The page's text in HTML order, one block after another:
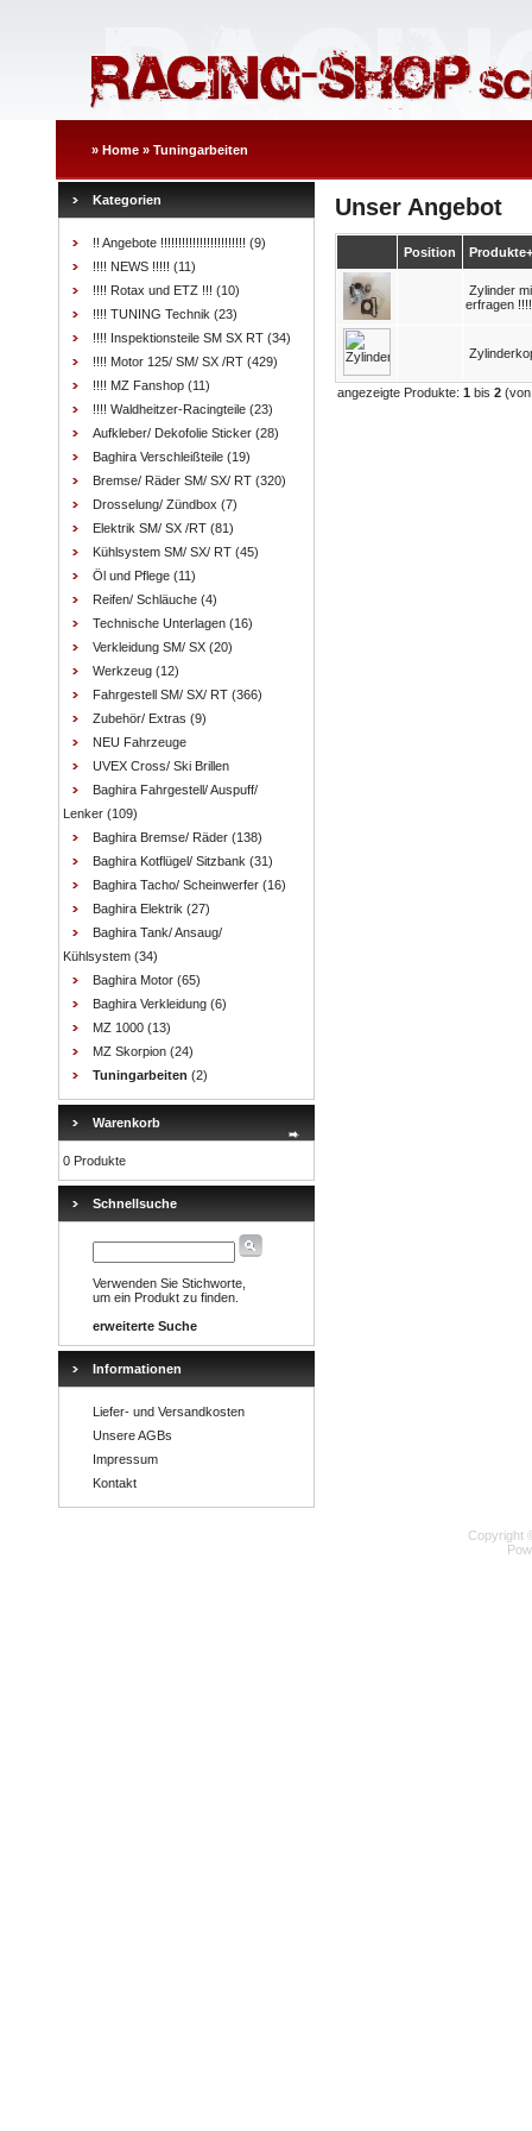
» Home » Tuningarbeiten
Kategorien
!! Angebote !!!!!!!!!!!!!!!!!!!!!!!! (9)
!!!! NEWS !!!!! (11)
!!!! Rotax und ETZ !!! (10)
!!!! TUNING Technik (23)
!!!! Inspektionsteile SM SX RT (34)
!!!! Motor 125/ SM/ SX /RT (429)
!!!! MZ Fanshop (11)
!!!! Waldheitzer-Racingteile (23)
Aufkleber/ Dekofolie Sticker (28)
Baghira Verschleißteile (19)
Bremse/ Räder SM/ SX/ RT (320)
Drosselung/ Zündbox (7)
Elektrik SM/ SX /RT (81)
Kühlsystem SM/ SX/ RT (45)
Öl und Pflege (11)
Reifen/ Schläuche (4)
Technische Unterlagen (16)
Verkleidung SM/ SX (20)
Werkzeug (12)
Fahrgestell SM/ SX/ RT (366)
Zubehör/ Extras (9)
NEU Fahrzeuge
UVEX Cross/ Ski Brillen
Baghira Fahrgestell/ Auspuff/
Lenker (109)
Baghira Bremse/ Räder (138)
Baghira Kotflügel/ Sitzbank (31)
Baghira Tacho/ Scheinwerfer (16)
Baghira Elektrik (27)
Baghira Tank/ Ansaug/
Kühlsystem (34)
Baghira Motor (65)
Baghira Verkleidung (6)
MZ 1000 (13)
MZ Skorpion (24)
Tuningarbeiten (2)
Warenkorb
0 Produkte
Schnellsuche
Verwenden Sie Stichworte,
um ein Produkt zu finden.
erweiterte Suche
Informationen
Liefer- und Versandkosten
Unsere AGBs
Impressum
Kontakt
Unser Angebot
Position Produkte+
Zylinder
erfragen !!!!
angezeigte Produkte: 1 bis 2
Copyright